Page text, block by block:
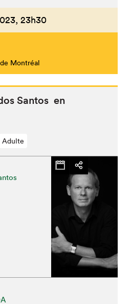
cherchez-vous?
Fermer
23h30
Montréal
Santos en
Adulte